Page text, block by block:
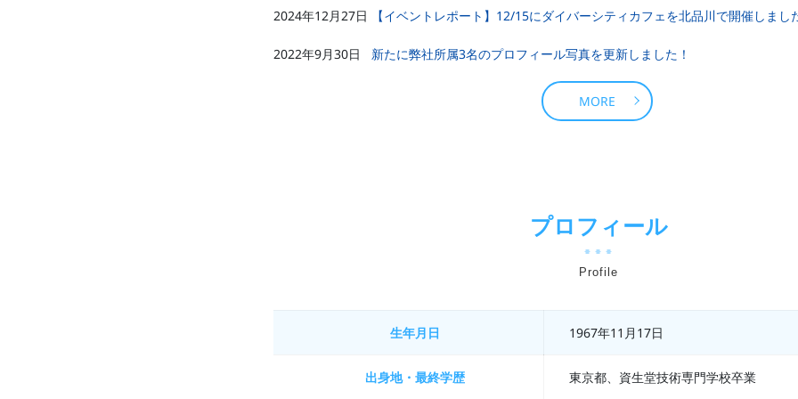
2024年12月27日 【イベントレポート】12/15にダイバーシティカフェを北品川で開催しまし
2022年9月30日 新たに弊社所属3名のプロフィール写真を更新しました！
MORE
プロフィール
Profile
生年月日 1967年11月17日
出身地・最終学歴 東京都、資生堂技術専門学校卒業